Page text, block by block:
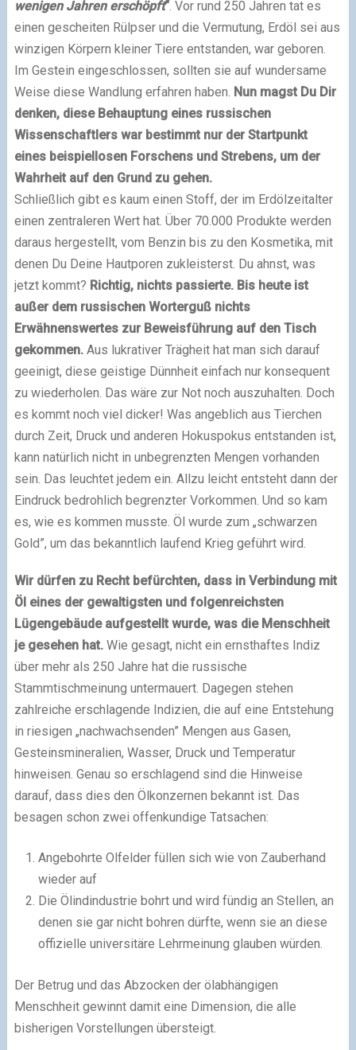
wenigen Jahren erschöpft“. Vor rund 250 Jahren tat es
einen gescheiten Rülpser und die Vermutung, Erdöl sei aus
winzigen Körpern kleiner Tiere entstanden, war geboren.
Im Gestein eingeschlossen, sollten sie auf wundersame
Weise diese Wandlung erfahren haben. Nun magst Du Dir
denken, diese Behauptung eines russischen
Wissenschaftlers war bestimmt nur der Startpunkt
eines beispiellosen Forschens und Strebens, um der
Wahrheit auf den Grund zu gehen.
Schließlich gibt es kaum einen Stoff, der im Erdölzeitalter
einen zentraleren Wert hat. Über 70.000 Produkte werden
daraus hergestellt, vom Benzin bis zu den Kosmetika, mit
denen Du Deine Hautporen zukleisterst. Du ahnst, was
jetzt kommt? Richtig, nichts passierte. Bis heute ist
außer dem russischen Worterguß nichts
Erwähnenswertes zur Beweisführung auf den Tisch
gekommen.Aus lukrativer Trägheit hat man sich darauf
geeinigt, diese geistige Dünnheit einfach nur konsequent
zu wiederholen. Das wäre zur Not noch auszuhalten. Doch
es kommt noch viel dicker! Was angeblich aus Tierchen
durch Zeit, Druck und anderen Hokuspokus entstanden ist,
kann natürlich nicht in unbegrenzten Mengen vorhanden
sein. Das leuchtet jedem ein. Allzu leicht entsteht dann der
Eindruck bedrohlich begrenzter Vorkommen. Und so kam
es, wie es kommen musste. Öl wurde zum „schwarzen
Gold”, um das bekanntlich laufend Krieg geführt wird.
Wir dürfen zu Recht befürchten, dass in Verbindung mit
Öl eines der gewaltigsten und folgenreichsten
Lügengebäude aufgestellt wurde, was die Menschheit
je gesehen hat.Wie gesagt, nicht ein ernsthaftes Indiz
über mehr als 250 Jahre hat die russische
Stammtischmeinung untermauert. Dagegen stehen
zahlreiche erschlagende Indizien, die auf eine Entstehung
in riesigen „nachwachsenden” Mengen aus Gasen,
Gesteinsmineralien, Wasser, Druck und Temperatur
hinweisen. Genau so erschlagend sind die Hinweise
darauf, dass dies den Ölkonzernen bekannt ist. Das
besagen schon zwei offenkundige Tatsachen:
Angebohrte Olfelder füllen sich wie von Zauberhand
wieder auf
Die Ölindindustrie bohrt und wird fündig an Stellen, an
denen sie gar nicht bohren dürfte, wenn sie an diese
offizielle universitäre Lehrmeinung glauben würden.
Der Betrug und das Abzocken der ölabhängigen
Menschheit gewinnt damit eine Dimension, die alle
bisherigen Vorstellungen übersteigt.